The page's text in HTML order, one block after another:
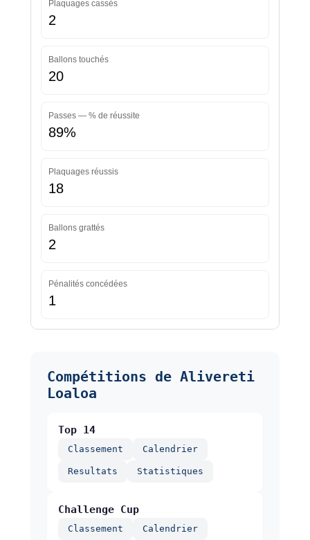
Plaquages cassés
2
Ballons touchés
20
Passes — % de réussite
89%
Plaquages réussis
18
Ballons grattés
2
Pénalités concédées
1
Compétitions de Alivereti
Loaloa
Top 14
Classement Calendrier
Resultats Statistiques
Challenge Cup
Classement Calendrier